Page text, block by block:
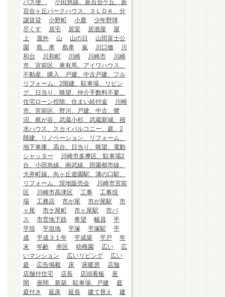
バス便、
小田急線、新百合ケ丘、新
百合ヶ丘パークハウス、３ＬＤＫ、分
譲賃貸
小野町 小鹿
少年野球
尽くす
居宅 居室 居酒屋
屋
上
屋外 山 山の日
山田富士公
園
島 孝 島孝 嵐 川口徹
川
和台
川和町 川崎 川崎市
川崎
市、宮前区、東有馬、アイワハウス、
不動産、購入、戸建、中古戸建、フル
リフォーム、2階建、駐車場、リビン
グ、日当り、眺望、仲介手数料不要、
住宅ローン控除、住まい給付金
川崎
市、宮前区、野川、戸建、中古、鷺
沼、梶が谷、武蔵小杉、武蔵新城、積
水ハウス、スカイバルコニー、庭、2
階建、リノベーション、リフォーム、
地下車庫、高台、日当り、眺望、電動
シャッター
川崎市多摩区、駐車場2
台、小田急線、南武線、田園都市線、
大井町線、向ヶ丘遊園駅、溝の口駅、
リフォーム、現地販売会
川崎市宮前
区
川崎市高津区 工事
工事現
場
工務店 市が尾 市が尾駅
市
ヶ尾
市ケ尾町 市ヶ尾駅
市バ
ス
市営地下鉄 希望 幅員
平
平坦
平坦地 平塚 平塚駅
平
成
平成３１年 平成築 平戸
年
末
年齢 幸区 幼稚園 広い
広
いマンション
広いリビング
広い
庭
広告掲載 床 床暖房
店舗
店舗付住宅
店長 店頭看板
座
間
座間、新築、駐車場、戸建
庭
庭付き
延床 延長 建て替え
建